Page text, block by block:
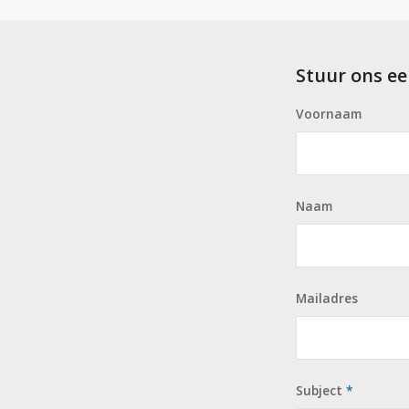
Stuur ons
Voornaam
Naam
Mailadres
Subject *